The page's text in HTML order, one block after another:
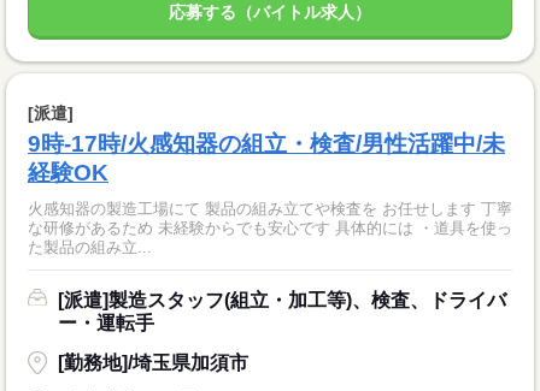
応募する（バイトル求人）
[派遣]
9時-17時/火感知器の組立・検査/男性活躍中/未
経験OK
火感知器の製造工場にて 製品の組み立てや検査を お任せします 丁寧
な研修があるため 未経験からでも安心です 具体的には ・道具を使っ
た製品の組み立...
[派遣]製造スタッフ(組立・加工等)、検査、ドライバ
ー・運転手
[勤務地]/埼玉県加須市